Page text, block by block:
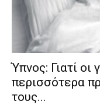
Ύπνος: Γιατί οι
περισσότερα
τους...